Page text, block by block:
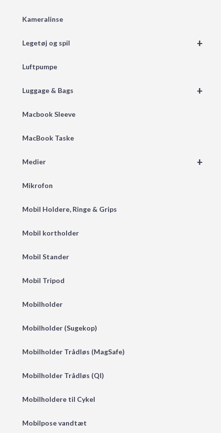
Kameralinse
+
Legetøj og spil
Luftpumpe
+
Luggage & Bags
Macbook Sleeve
MacBook Taske
+
Medier
Mikrofon
Mobil Holdere, Ringe & Grips
Mobil kortholder
Mobil Stander
Mobil Tripod
Mobilholder
Mobilholder (Sugekop)
Mobilholder Trådløs (MagSafe)
Mobilholder Trådløs (QI)
Mobilholdere til Cykel
Mobilpose vandtæt